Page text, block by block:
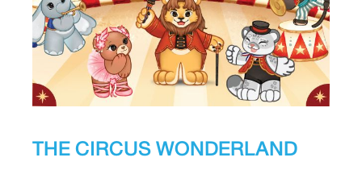
THE CIRCUS WONDERLAND